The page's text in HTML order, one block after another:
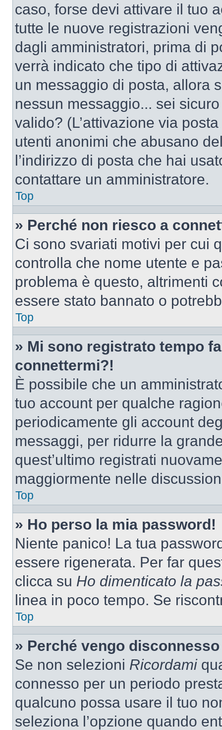
caso, forse devi attivare il tuo
tutte le nuove registrazioni
dagli amministratori, prima di
verrà indicato che tipo di
un messaggio di posta, allora
nessun messaggio... sei
valido? (L’attivazione via
utenti anonimi che abusano
l’indirizzo di posta che hai
contattare un amministratore.
Top
» Perché non riesco a
Ci sono svariati motivi per cui
controlla che nome utente e
problema è questo, altrimenti
essere stato bannato o
Top
» Mi sono registrato tempo
connettermi?!
È possibile che un
tuo account per qualche
periodicamente gli account
messaggi, per ridurre la
quest’ultimo registrati
maggiormente nelle
Top
» Ho perso la mia password!
Niente panico! La tua
essere rigenerata. Per far
clicca su Ho dimenticato la
linea in poco tempo. Se
Top
» Perché vengo
Se non selezioni Ricordami
connesso per un periodo
qualcuno possa usare il tuo
seleziona l’opzione quando